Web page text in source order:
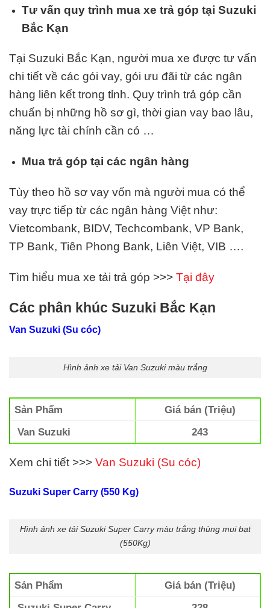
Tư vấn quy trình mua xe trả góp tại Suzuki
Bắc Kạn
Tại Suzuki Bắc Kạn, người mua xe được tư vấn
chi tiết về các gói vay, gói ưu đãi từ các ngân
hàng liên kết trong tỉnh. Quy trình trả góp cần
chuẩn bị những hồ sơ gì, thời gian vay bao lâu,
năng lực tài chính cần có …
Mua trả góp tại các ngân hàng
Tùy theo hồ sơ vay vốn mà người mua có thể
vay trực tiếp từ các ngân hàng Việt như:
Vietcombank, BIDV, Techcombank, VP Bank,
TP Bank, Tiên Phong Bank, Liên Việt, VIB ….
Tìm hiểu mua xe tải trả góp >>> Tại đây
Các phân khúc Suzuki Bắc Kạn
Van Suzuki (Su cóc)
Hình ảnh xe tải Van Suzuki màu trắng
Sản Phẩm
Giá bán (Triệu)
Van Suzuki
243
Xem chi tiết >>> Van Suzuki (Su cóc)
Suzuki Super Carry (550 Kg)
Hình ảnh xe tải Suzuki Super Carry màu trắng thùng mui bạt
(550Kg)
Sản Phẩm
Giá bán (Triệu)